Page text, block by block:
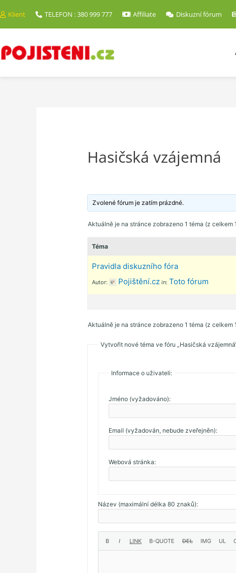
Klient TELEFON : 380 999 777 Affiliate Diskuzní fórum
Hasičská vzájemná
Zvolené fórum je zatím prázdné.
Aktuálně je na stránce zobrazeno 1 téma (z celkem
Téma
Pravidla diskuzního fóra
Autor: Pojištění.cz in: Toto fórum
Aktuálně je na stránce zobrazeno 1 téma (z celkem
Vytvořit nové téma ve fóru „Hasičská
Informace o uživateli:
Jméno (vyžadováno):
Email (vyžadován, nebude zveřejněn):
Webová stránka:
Název (maximální délka 80 znaků):